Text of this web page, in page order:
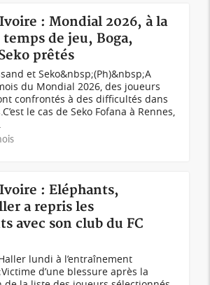
: Mondial 2026, à la
de jeu, Boga,
prêtés
et Seko&nbsp;(Ph)&nbsp;A
du Mondial 2026, des joueurs
confrontés à des difficultés dans
le cas de Seko Fofana à Rennes,
: Eléphants,
a repris les
avec son club du FC
lundi à l’entraînement
d’une blessure après la